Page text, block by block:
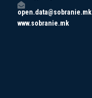
open.data@sobranie.mk
www.sobranie.mk